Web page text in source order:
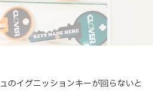
のイグニッションキーが回らないと